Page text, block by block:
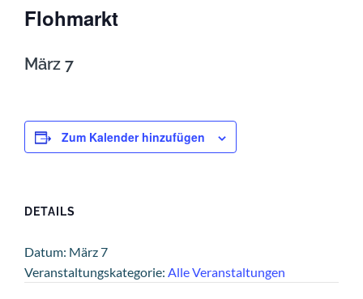
Flohmarkt
März 7
Zum Kalender hinzufügen
DETAILS
Datum: März 7
Veranstaltungskategorie: Alle Veranstaltungen